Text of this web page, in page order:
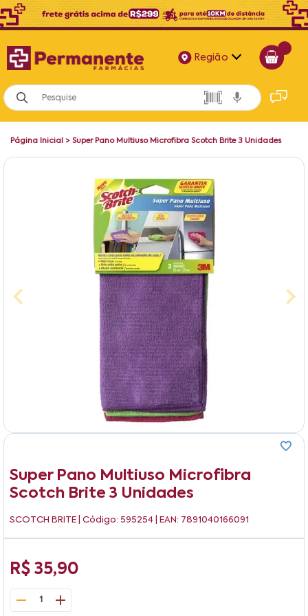
Região
Alagoas
Bahia
Página Inicial > Super Pano Multiuso Microfibra Scotch Brite 3 Unidades
Super Pano Multiuso Microfibra
Scotch Brite 3 Unidades
SCOTCH BRITE | Código: 595254 | EAN: 7891040166091
R$ 35,90
1